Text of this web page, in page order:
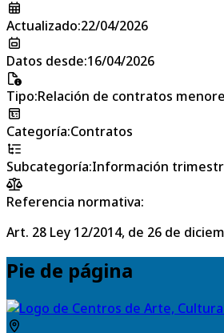
Actualizado:22/04/2026
Datos desde:16/04/2026
Tipo:Relación de contratos
Categoría:Contratos
Subcategoría:Información
Referencia normativa:
Art. 28 Ley 12/2014, de 26 de
Pie de página